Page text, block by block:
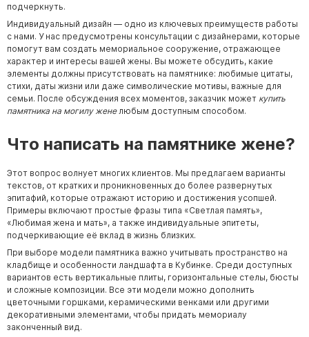
подчеркнуть.
Индивидуальный дизайн — одно из ключевых преимуществ работы
с нами. У нас предусмотрены консультации с дизайнерами, которые
помогут вам создать мемориальное сооружение, отражающее
характер и интересы вашей жены. Вы можете обсудить, какие
элементы должны присутствовать на памятнике: любимые цитаты,
стихи, даты жизни или даже символические мотивы, важные для
семьи. После обсуждения всех моментов, заказчик может купить
памятника на могилу женелюбым доступным способом.
Что написать на памятнике жене?
Этот вопрос волнует многих клиентов. Мы предлагаем варианты
текстов, от кратких и проникновенных до более развернутых
эпитафий, которые отражают историю и достижения усопшей.
Примеры включают простые фразы типа «Светлая память»,
«Любимая жена и мать», а также индивидуальные эпитеты,
подчеркивающие её вклад в жизнь близких.
При выборе модели памятника важно учитывать пространство на
кладбище и особенности ландшафта в Кубинке. Среди доступных
вариантов есть вертикальные плиты, горизонтальные стелы, бюсты
и сложные композиции. Все эти модели можно дополнить
цветочными горшками, керамическими венками или другими
декоративными элементами, чтобы придать мемориалу
законченный вид.